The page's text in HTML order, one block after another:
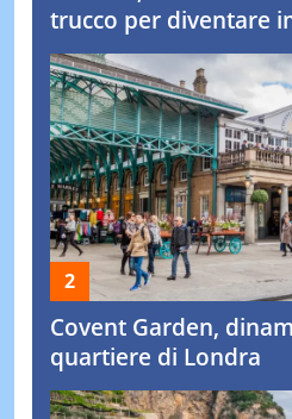
trucco per diventare
Covent Garden,
quartiere di Londra